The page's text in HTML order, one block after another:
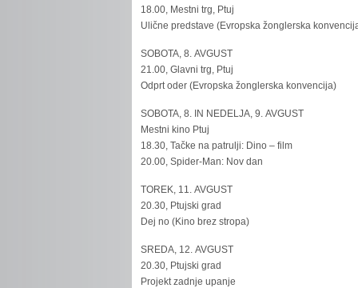
18.00, Mestni trg, Ptuj
Ulične predstave (Evropska žonglerska
SOBOTA, 8. AVGUST
21.00, Glavni trg, Ptuj
Odprt oder (Evropska žonglerska konvencija)
SOBOTA, 8. IN NEDELJA, 9. AVGUST
Mestni kino Ptuj
18.30, Tačke na patrulji: Dino – film
20.00, Spider-Man: Nov dan
TOREK, 11. AVGUST
20.30, Ptujski grad
Dej no (Kino brez stropa)
SREDA, 12. AVGUST
20.30, Ptujski grad
Projekt zadnje upanje